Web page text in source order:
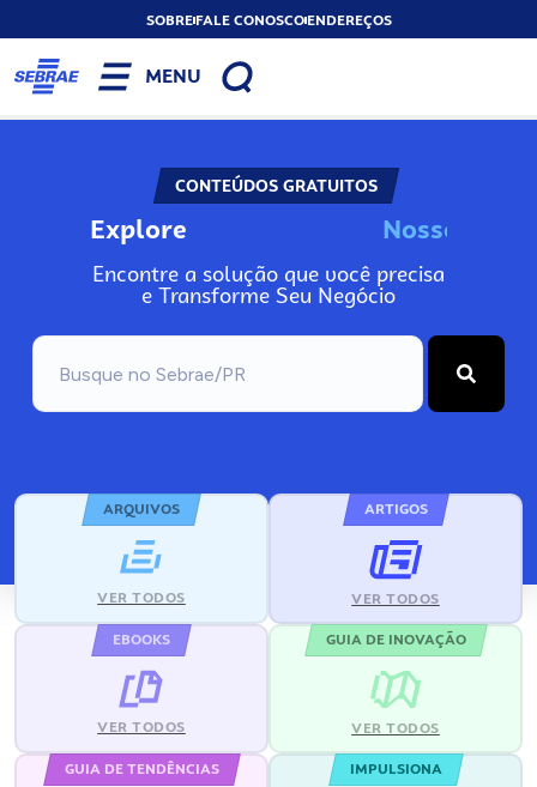
SOBREFALE CONOSCOENDEREÇOS
MENU
CONTEÚDOS GRATUITOS
Explore Nosso
Encontre a solução que você precisa
e Transforme Seu Negócio
ARQUIVOS
VER TODOS
ARTIGOS
VER TODOS
EBOOKS
VER TODOS
GUIA DE INOVAÇÃO
VER TODOS
GUIA DE TENDÊNCIAS IMPULSIONA